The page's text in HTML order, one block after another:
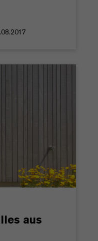
aus